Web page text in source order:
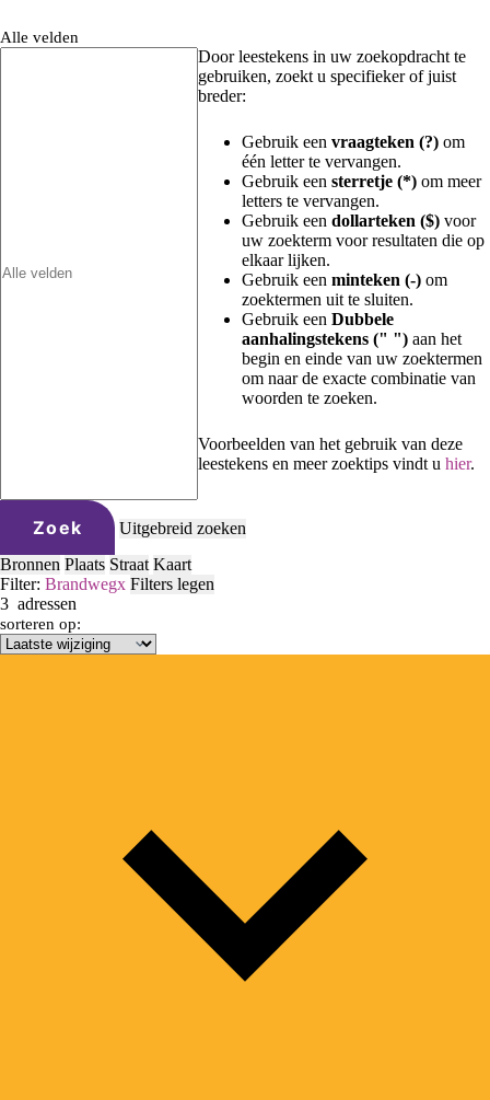
Alle velden
Door leestekens in uw zoekopdracht te
gebruiken, zoekt u specifieker of juist
breder:
Gebruik een vraagteken (?) om
één letter te vervangen.
Gebruik een sterretje (*) om meer
letters te vervangen.
Gebruik een dollarteken ($) voor
uw zoekterm voor resultaten die op
elkaar lijken.
Gebruik een minteken (-) om
zoektermen uit te sluiten.
Gebruik een Dubbele
aanhalingstekens (" ") aan het
begin en einde van uw zoektermen
om naar de exacte combinatie van
woorden te zoeken.
Voorbeelden van het gebruik van deze
leestekens en meer zoektips vindt u hier.
Zoek
Uitgebreid zoeken
Bronnen Plaats Straat Kaart
Filter: Brandwegx Filters legen
3 adressen
sorteren op: